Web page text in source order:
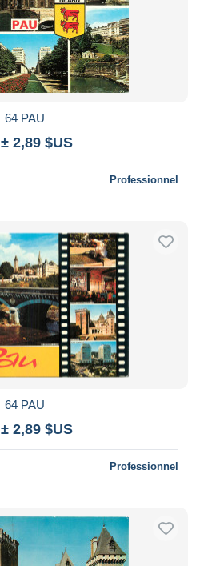
64 PAU
± 2,89 $US
Professionnel
64 PAU
± 2,89 $US
Professionnel